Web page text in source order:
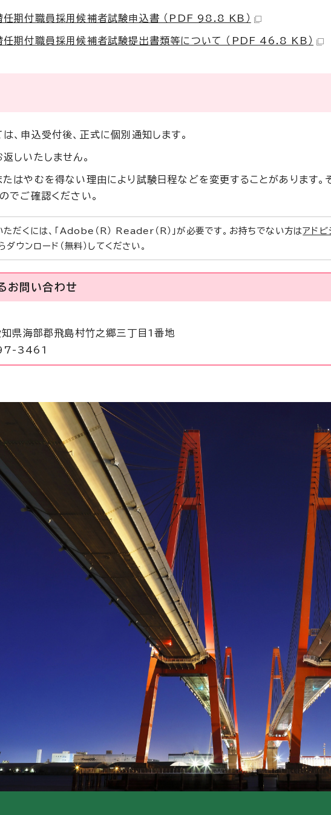
任期付職員採用候補者試験申込書 （PDF 98.8 KB）
任期付職員採用候補者試験提出書類等について （PDF 46.8 KB）
、申込受付後、正式に個別通知します。
しいたしません。
はやむを得ない理由により試験日程などを変更することがあります。
でご確認ください。
だくには、「Adobe（R） Reader（R）」が必要です。お持ちでない方はアドビ
ダウンロード（無料）してください。
お問い合わせ
海部郡飛島村竹之郷三丁目1番地
3461